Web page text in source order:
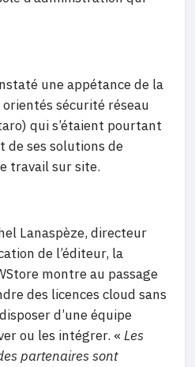
une appétance de la
sécurité réseau
qui s’étaient pourtant
de ses solutions de
travail sur site.
Lanaspèze, directeur
de l’éditeur, la
montre au passage
des licences cloud sans
d’une équipe
ou les intégrer. « Les
partenaires sont